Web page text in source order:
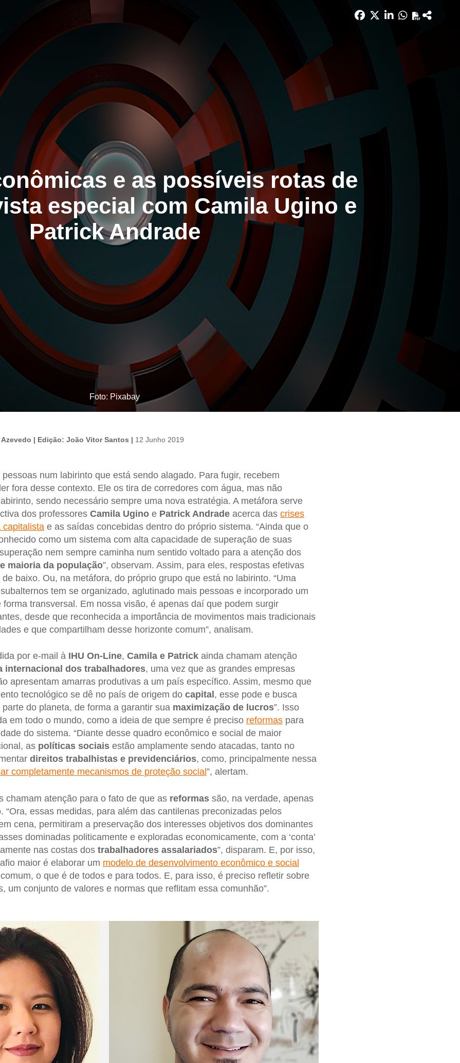
e as possíveis rotas de
especial com Camila Ugino e
Patrick Andrade
Foto: Pixabay
| Edição: João Vitor Santos | 12 Junho 2019
num labirinto que está sendo alagado. Para fugir, recebem
fora desse contexto. Ele os tira de corredores com água, mas não
sendo necessário sempre uma nova estratégia. A metáfora serve
dos professores Camila Uginoe Patrick Andradeacerca das crises
capitalistae as saídas concebidas dentro do próprio sistema. “Ainda que o
como um sistema com alta capacidade de superação de suas
nem sempre caminha num sentido voltado para a atenção dos
maioria da população”, observam. Assim, para eles, respostas efetivas
baixo. Ou, na metáfora, do próprio grupo que está no labirinto. “Uma
tem se organizado, aglutinado mais pessoas e incorporado um
transversal. Em nossa visão, é apenas daí que podem surgir
desde que reconhecida a importância de movimentos mais tradicionais
e que compartilham desse horizonte comum”, analisam.
por e-mail àIHU On-Line, Camila e Patrickainda chamam atenção
internacional dos trabalhadores, uma vez que as grandes empresas
apresentam amarras produtivas a um país específico. Assim, mesmo que
tecnológico se dê no país de origem do capital , esse pode e busca
do planeta, de forma a garantir sua maximização de lucros”. Isso
em todo o mundo, como a ideia de que sempre é preciso reformaspara
do sistema. “Diante desse quadro econômico e social de maior
aspolíticas sociaisestão amplamente sendo atacadas, tanto no
direitos trabalhistas e previdenciários, como, principalmente nessa
completamente mecanismos de proteção social ”, alertam.
chamam atenção para o fato de que as reformassão, na verdade, apenas
“Ora, essas medidas, para além das cantilenas preconizadas pelos
cena, permitiram a preservação dos interesses objetivos dos dominantes
dominadas politicamente e exploradas economicamente, com a ‘conta’
nas costas dos trabalhadores assalariados”, disparam. E, por isso,
maior é elaborar um modelo de desenvolvimento econômico e social
o que é de todos e para todos. E, para isso, é preciso refletir sobre
um conjunto de valores e normas que reflitam essa comunhão”.